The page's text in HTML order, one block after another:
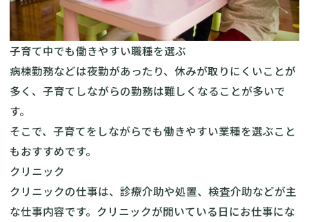
子育て中でも働きやすい職種を選ぶ
病棟勤務などは夜勤があったり、休みが取りにくいことが
多く、子育てしながらの勤務は難しくなることが多いで
す。
そこで、子育てをしながらでも働きやすい業種を選ぶこと
もおすすめです。
クリニック
クリニックの仕事は、診療介助や処置、検査介助などが主
な仕事内容です。クリニックが開いている日にお仕事にな